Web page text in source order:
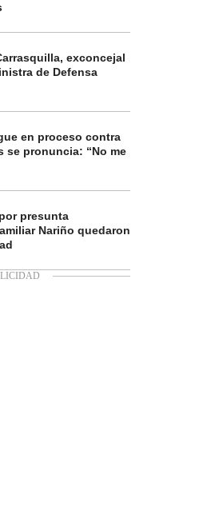
exconcejal
de Defensa
en proceso contra
se pronuncia: “No me
presunta
Nariño quedaron